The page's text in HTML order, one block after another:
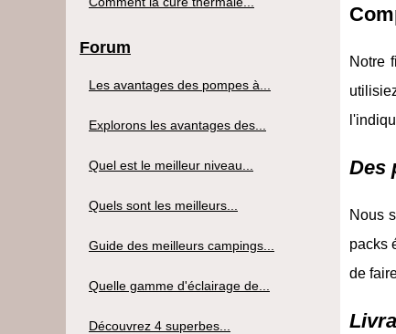
Notre
Des
Nous
packs
de
Forum
Les avantages des pompes à...
Explorons les avantages des...
Quel est le meilleur niveau...
Quels sont les meilleurs...
Guide des meilleurs campings...
Quelle gamme d'éclairage de...
Découvrez 4 superbes...